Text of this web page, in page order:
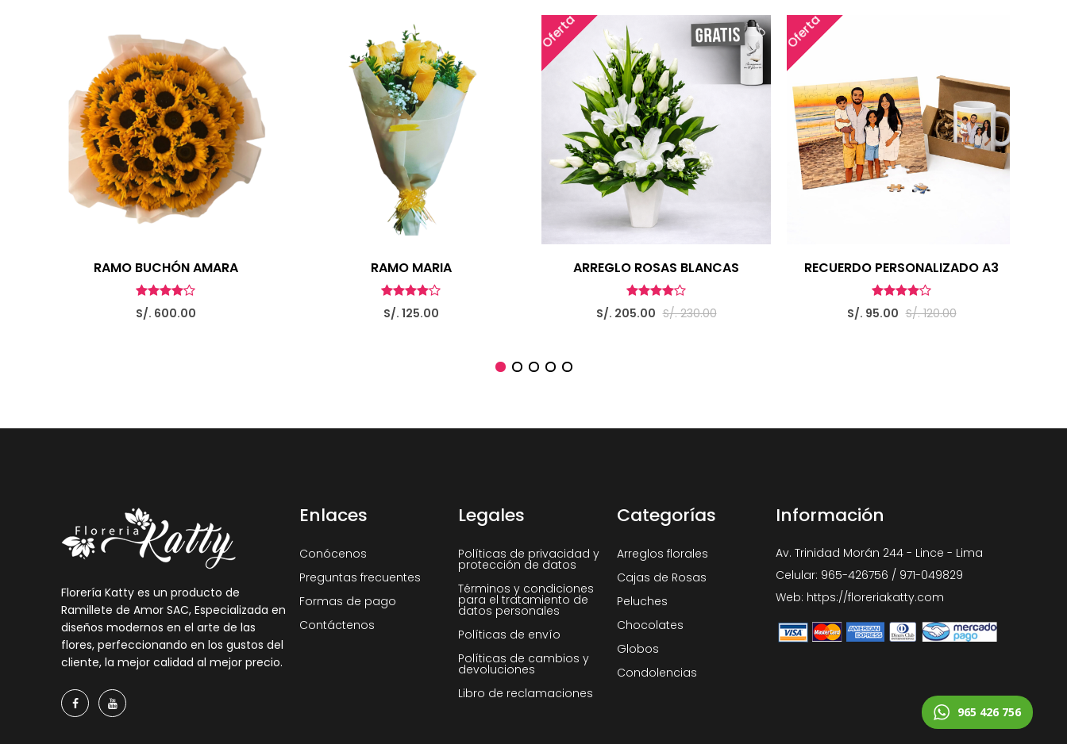
RAMO BUCHÓN AMARA
S/. 600.00
RAMO MARIA
S/. 125.00
Oferta
ARREGLO ROSAS BLANCAS
S/. 205.00 S/. 230.00
Oferta
RECUERDO PERSONALIZADO A3
S/. 95.00 S/. 120.00
Florería Katty es un producto de
Ramillete de Amor SAC, Especializada en
diseños modernos en el arte de las
flores, perfeccionando en los gustos del
cliente, la mejor calidad al mejor precio.
Enlaces
Conócenos
Preguntas frecuentes
Formas de pago
Contáctenos
Legales
Políticas de privacidad y
protección de datos
Términos y condiciones
para el tratamiento de
datos personales
Políticas de envío
Políticas de cambios y
devoluciones
Libro de reclamaciones
Categorías
Arreglos florales
Cajas de Rosas
Peluches
Chocolates
Globos
Condolencias
Información
Av. Trinidad Morán 244 - Lince - Lima
Celular: 965-426756 / 971-049829
Web: https://floreriakatty.com
965 426 756